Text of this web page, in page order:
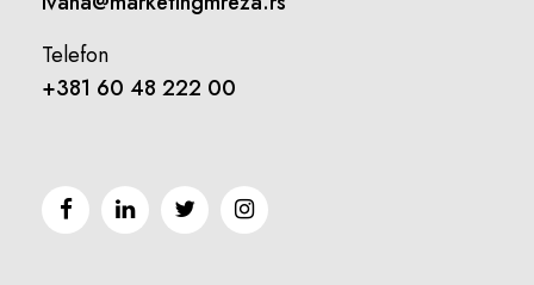
Telefon
+381 60 48 222 00